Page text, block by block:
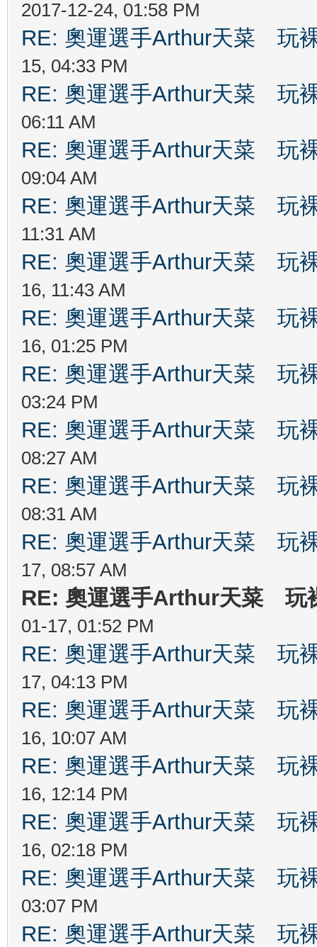
2017-12-24, 01:58 PM
RE: 奧運選手Arthur天菜 玩
15, 04:33 PM
RE: 奧運選手Arthur天菜 玩
06:11 AM
RE: 奧運選手Arthur天菜 玩
09:04 AM
RE: 奧運選手Arthur天菜 玩
11:31 AM
RE: 奧運選手Arthur天菜 玩
16, 11:43 AM
RE: 奧運選手Arthur天菜 玩
16, 01:25 PM
RE: 奧運選手Arthur天菜 玩
03:24 PM
RE: 奧運選手Arthur天菜 玩
08:27 AM
RE: 奧運選手Arthur天菜 玩
08:31 AM
RE: 奧運選手Arthur天菜 玩
17, 08:57 AM
RE: 奧運選手Arthur天菜 玩
01-17, 01:52 PM
RE: 奧運選手Arthur天菜 玩
17, 04:13 PM
RE: 奧運選手Arthur天菜 玩
16, 10:07 AM
RE: 奧運選手Arthur天菜 玩
16, 12:14 PM
RE: 奧運選手Arthur天菜 玩
16, 02:18 PM
RE: 奧運選手Arthur天菜 玩
03:07 PM
RE: 奧運選手Arthur天菜 玩